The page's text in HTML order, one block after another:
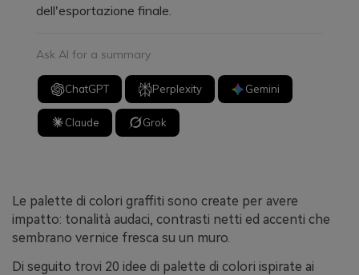
dell'esportazione finale.
Ask AI for a summary
ChatGPT Perplexity Gemini
Claude Grok
Le palette di colori graffiti sono create per avere
impatto: tonalità audaci, contrasti netti ed accenti che
sembrano vernice fresca su un muro.
Di seguito trovi 20 idee di palette di colori ispirate ai